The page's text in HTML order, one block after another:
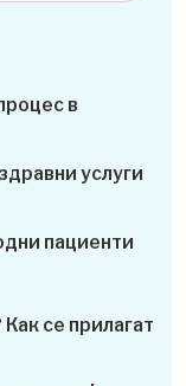
в
услуги
пациенти
се прилагат